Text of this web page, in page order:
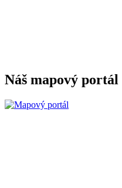
Náš mapový portál